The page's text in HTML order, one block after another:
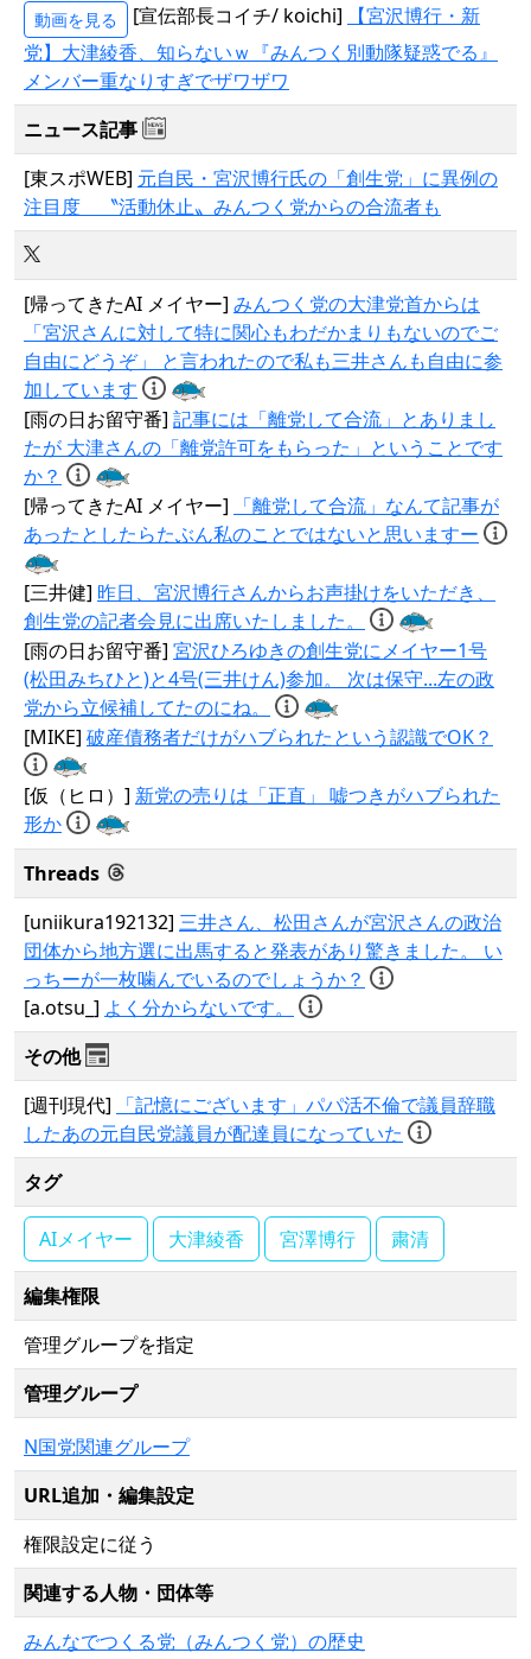
動画を見る [宣伝部長コイチ/ koichi]
【宮沢博行・新
党】大津綾香、知らないｗ『みんつく別動隊疑惑でる』
メンバー重なりすぎでザワザワ
ニュース記事
[東スポWEB] 元自民・宮沢博行氏の「創生党」に異例の
注目度 〝活動休止〟みんつく党からの合流者も
[帰ってきたAI メイヤー] みんつく党の大津党首からは
「宮沢さんに対して特に関心もわだかまりもないのでご
自由にどうぞ」 と言われたので私も三井さんも自由に参
加しています
[雨の日お留守番] 記事には「離党して合流」とありまし
たが 大津さんの「離党許可をもらった」ということです
か？
[帰ってきたAI メイヤー]
「離党して合流」なんて記事が
あったとしたらたぶん私のことではないと思いますー
[三井健] 昨日、宮沢博行さんからお声掛けをいただき、
創生党の記者会見に出席いたしました。
[雨の日お留守番] 宮沢ひろゆきの創生党にメイヤー1号
(松田みちひと)と4号(三井けん)参加。 次は保守...左の政
党から立候補してたのにね。
[MIKE] 破産債務者だけがハブられたという認識でOK？
[仮（ヒロ）] 新党の売りは「正直」 嘘つきがハブられた
形か
Threads
[uniikura192132] 三井さん、松田さんが宮沢さんの政治
団体から地方選に出馬すると発表があり驚きました。 い
っちーが一枚噛んでいるのでしょうか？
[a.otsu_] よく分からないです。
その他
[週刊現代]
「記憶にございます」パパ活不倫で議員辞職
したあの元自民党議員が配達員になっていた
タグ
AIメイヤー 大津綾香 宮澤博行 粛清
編集権限
管理グループを指定
管理グループ
N国党関連グループ
URL追加・編集設定
権限設定に従う
関連する人物・団体等
みんなでつくる党（みんつく党）の歴史